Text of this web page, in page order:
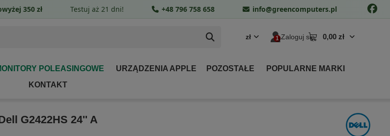
zł Zaloguj się 0,00 zł
POLEASINGOWE URZĄDZENIA APPLE POZOSTAŁE
POPULARNE MARKI
KONTAKT
G2422HS 24'' A
350 zł Testuj aż 21 dni! +48 796 758 658 info@greencomputers.pl